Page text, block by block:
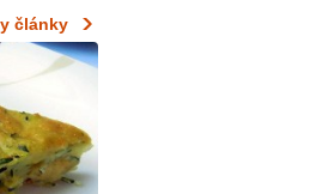
články